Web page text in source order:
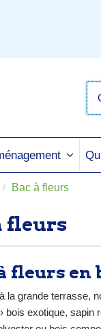
Bac à fleurs
fleurs
fleurs
la grande terrasse,
› bois exotique, sapin